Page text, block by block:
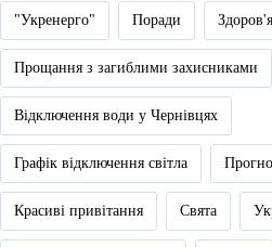
"Укренерго" Поради Здоров'я
Прощання з загиблими захисниками
Відключення води у Чернівцях
Графік відключення світла
Красиві привітання Свята